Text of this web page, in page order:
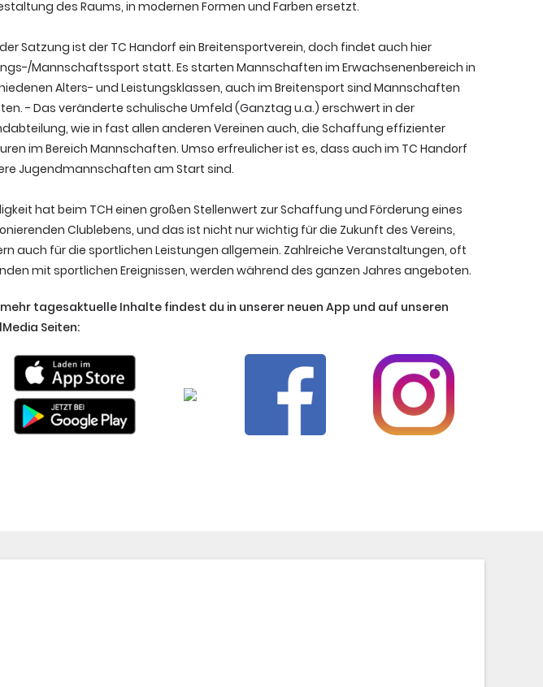
des Raums, in modernen Formen und Farben ersetzt.
Satzung ist der TC Handorf ein Breitensportverein, doch findet auch hier
Mannschaftssport statt. Es starten Mannschaften im Erwachsenenbereich in
Alters- und Leistungsklassen, auch im Breitensport sind Mannschaften
- Das veränderte schulische Umfeld (Ganztag u.a.) erschwert in der
wie in fast allen anderen Vereinen auch, die Schaffung effizienter
im Bereich Mannschaften. Umso erfreulicher ist es, dass auch im TC Handorf
Jugendmannschaften am Start sind.
hat beim TCH einen großen Stellenwert zur Schaffung und Förderung eines
Clublebens, und das ist nicht nur wichtig für die Zukunft des Vereins,
auch für die sportlichen Leistungen allgemein. Zahlreiche Veranstaltungen, oft
mit sportlichen Ereignissen, werden während des ganzen Jahres angeboten.
tagesaktuelle Inhalte findest du in unserer neuen App und auf unseren
Seiten: